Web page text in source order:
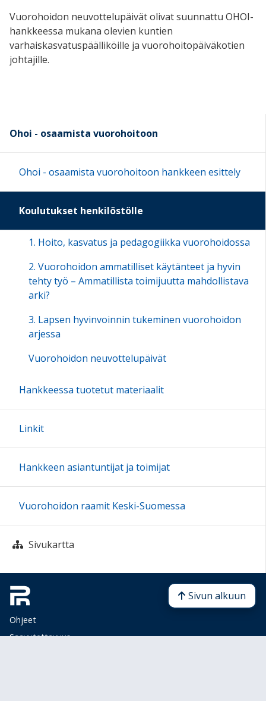
Vuorohoidon neuvottelupäivät olivat suunnattu OHOI-
hankkeessa mukana olevien kuntien
varhaiskasvatuspäälliköille ja vuorohoitopäiväkotien
johtajille.
Ohoi - osaamista vuorohoitoon
Ohoi - osaamista vuorohoitoon hankkeen esittely
Koulutukset henkilöstölle
1. Hoito, kasvatus ja pedagogiikka vuorohoidossa
2. Vuorohoidon ammatilliset käytänteet ja hyvin
tehty työ – Ammatillista toimijuutta mahdollistava
arki?
3. Lapsen hyvinvoinnin tukeminen vuorohoidon
arjessa
Vuorohoidon neuvottelupäivät
Hankkeessa tuotetut materiaalit
Linkit
Hankkeen asiantuntijat ja toimijat
Vuorohoidon raamit Keski-Suomessa
Sivukartta
Ohjeet
Saavutettavuus
Sivun alkuun